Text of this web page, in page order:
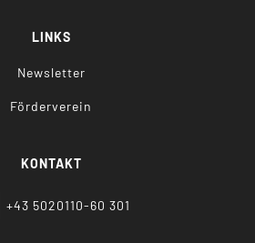
LINKS
Newsletter
Förderverein
KONTAKT
+43 5020110-60 301